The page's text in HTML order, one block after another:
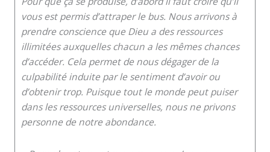
vous est permis d’attraper le bus. Nous arrivons à
prendre conscience que Dieu a des ressources
illimitées auxquelles chacun a les mêmes chances
d’accéder. Cela permet de nous dégager de la
culpabilité induite par le sentiment d’avoir ou
d’obtenir trop. Puisque tout le monde peut puiser
dans les ressources universelles, nous ne privons
personne de notre abondance.